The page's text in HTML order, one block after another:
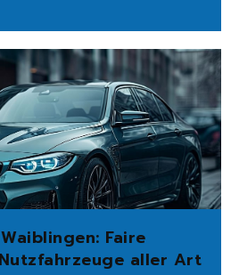
Faire
aller Art